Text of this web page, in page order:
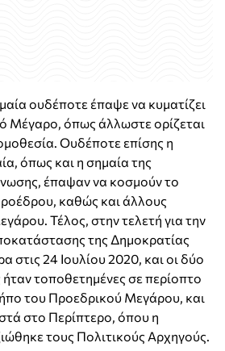
ουδέποτε έπαψε να κυματίζει
Μέγαρο, όπως άλλωστε ορίζεται
Ουδέποτε επίσης η
όπως και η σημαία της
έπαψαν να κοσμούν το
καθώς και άλλους
Τέλος, στην τελετή για την
της Δημοκρατίας
στις 24 Ιουλίου 2020, και οι δύο
ήταν τοποθετημένες σε περίοπτο
του Προεδρικού Μεγάρου, και
στο Περίπτερο, όπου η
τους Πολιτικούς Αρχηγούς.